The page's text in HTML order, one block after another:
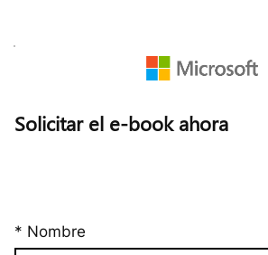
Solicitar el e-book ahora
* Nombre